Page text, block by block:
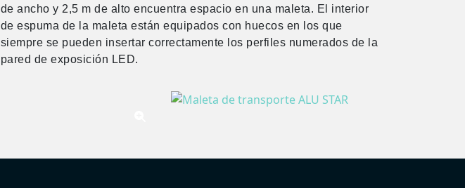
de ancho y 2,5 m de alto encuentra espacio en una maleta. El interior
de espuma de la maleta están equipados con huecos en los que
siempre se pueden insertar correctamente los perfiles numerados de la
pared de exposición LED.